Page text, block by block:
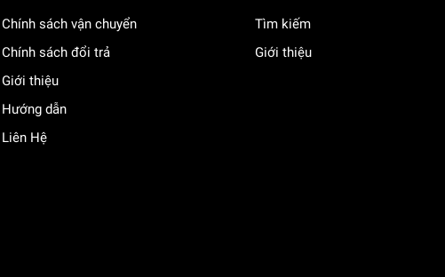
Chính sách vận chuyển
Chính sách đổi trả
Giới thiệu
Hướng dẫn
Liên Hệ
Tìm kiếm
Giới thiệu